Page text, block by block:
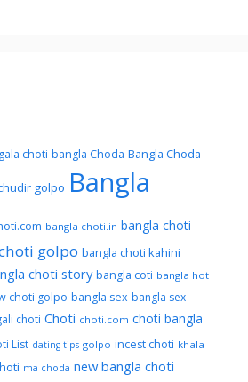
choti bangla Choda Bangla Choda
golpo Bangla
bangla choti.in bangla choti
golpo bangla choti kahini
choti story bangla coti bangla hot
choti golpo bangla sex bangla sex
choti Choti choti.com choti bangla
List dating tips golpo incest choti khala
ma choda new bangla choti